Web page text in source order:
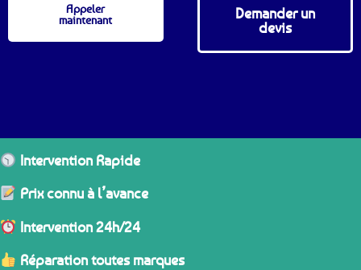
Appeler
maintenant
Demander un
devis
Intervention Rapide
Prix connu à l’avance
Intervention 24h/24
Réparation toutes marques